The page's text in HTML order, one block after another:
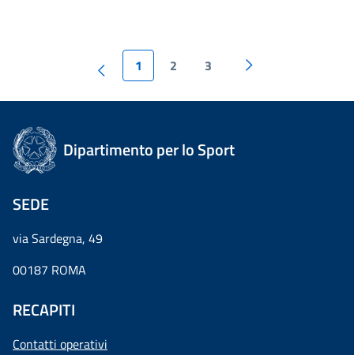
1 2 3
Dipartimento per lo Sport
SEDE
via Sardegna, 49
00187 ROMA
RECAPITI
Contatti operativi